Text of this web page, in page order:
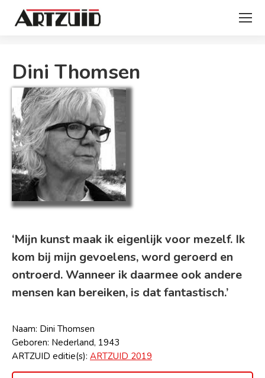
Dini Thomsen
‘Mijn kunst maak ik eigenlijk voor mezelf. Ik
kom bij mijn gevoelens, word geroerd en
ontroerd. Wanneer ik daarmee ook andere
mensen kan bereiken, is dat fantastisch.’
Naam: Dini Thomsen
Geboren: Nederland, 1943
ARTZUID editie(s): ARTZUID 2019